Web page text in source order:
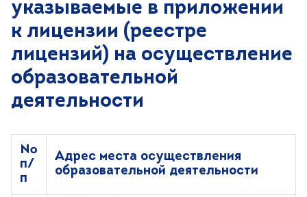
указываемые в приложении
к лицензии (реестре
лицензий) на осуществление
образовательной
деятельности
№
п/
п
Адрес места осуществления
образовательной деятельности